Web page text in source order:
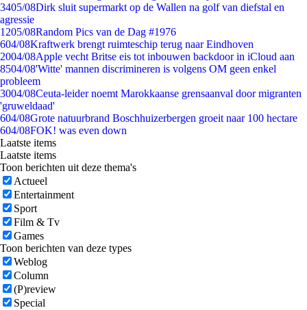
3405/08Dirk sluit supermarkt op de Wallen na golf van diefstal en
agressie
1205/08Random Pics van de Dag #1976
604/08Kraftwerk brengt ruimteschip terug naar Eindhoven
2004/08Apple vecht Britse eis tot inbouwen backdoor in iCloud aan
8504/08'Witte' mannen discrimineren is volgens OM geen enkel
probleem
3004/08Ceuta-leider noemt Marokkaanse grensaanval door migranten
'gruweldaad'
604/08Grote natuurbrand Boschhuizerbergen groeit naar 100 hectare
604/08FOK! was even down
Laatste items
Laatste items
Toon berichten uit deze thema's
Actueel
Entertainment
Sport
Film & Tv
Games
Toon berichten van deze types
Weblog
Column
(P)review
Special